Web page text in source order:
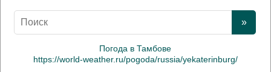
Погода в Тамбове
https://world-weather.ru/pogoda/russia/yekaterinburg/